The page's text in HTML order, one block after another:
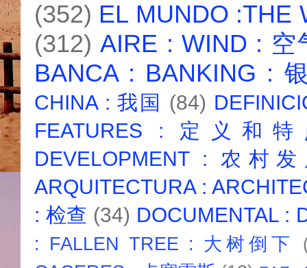
(352) EL MUNDO :THE
(312) AIRE : WIND : 空
BANCA : BANKING :
CHINA : 我国 (84)
FEATURES : 定义和
DEVELOPMENT : 农村
ARQUITECTURA :
: 检查 (34) DOCUMENTAL :
: FALLEN TREE : 大树倒下